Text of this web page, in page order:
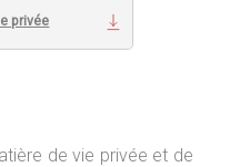
privée
de vie privée et de